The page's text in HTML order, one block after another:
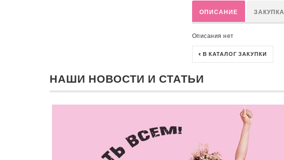
ОПИСАНИЕ ЗАКУПКА
Описания нет
< В КАТАЛОГ ЗАКУПКИ
НАШИ НОВОСТИ И СТАТЬИ